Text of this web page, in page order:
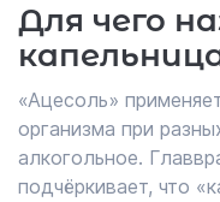
Для чего
«Ацесоль»
организма при
алкогольное.
подчёркивает, что